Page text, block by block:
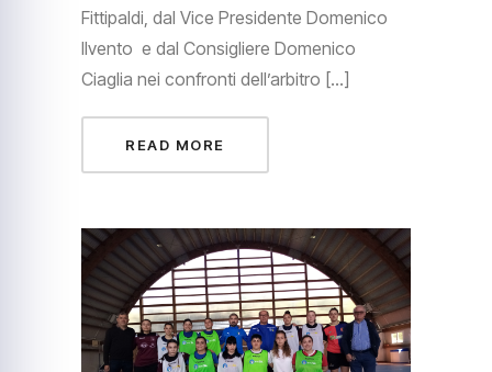
Fittipaldi, dal Vice Presidente Domenico
Ilvento e dal Consigliere Domenico
Ciaglia nei confronti dell’arbitro […]
READ MORE